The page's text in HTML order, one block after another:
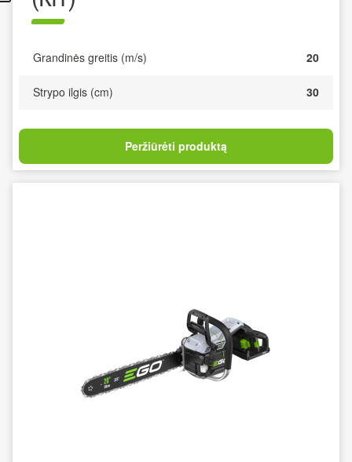
Grandinės greitis (m/s) 20
Strypo ilgis (cm) 30
Peržiūrėti produktą